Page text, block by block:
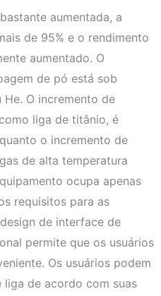
aumentada, a
de 95% e o rendimento
aumentado. O
de pó está sob
O incremento de
liga de titânio, é
o incremento de
de alta temperatura
ocupa apenas
requisitos para as
de interface de
permite que os usuários
Os usuários podem
de acordo com suas